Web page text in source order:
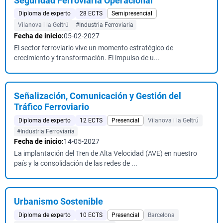
Diploma de experto 28 ECTS
Semipresencial
Vilanova i la Geltrú
#Industria Ferroviaria
Fecha de inicio:05-02-2027
El sector ferroviario vive un momento estratégico de
crecimiento y transformación. El impulso de u...
Señalización, Comunicación y Gestión del
Tráfico Ferroviario
Diploma de experto 12 ECTS Presencial
Vilanova i la Geltrú
#Industria Ferroviaria
Fecha de inicio:14-05-2027
La implantación del Tren de Alta Velocidad (AVE) en nuestro
país y la consolidación de las redes de ...
Urbanismo Sostenible
Diploma de experto 10 ECTS Presencial
Barcelona